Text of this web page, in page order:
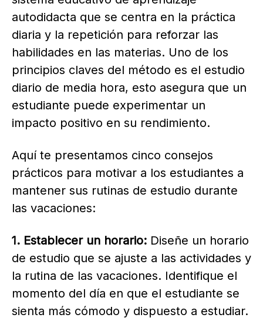
autodidacta que se centra en la práctica
diaria y la repetición para reforzar las
habilidades en las materias. Uno de los
principios claves del método es el estudio
diario de media hora, esto asegura que un
estudiante puede experimentar un
impacto positivo en su rendimiento.
Aquí te presentamos cinco consejos
prácticos para motivar a los estudiantes a
mantener sus rutinas de estudio durante
las vacaciones:
1. Establecer un horario: Diseñe un horario
de estudio que se ajuste a las actividades y
la rutina de las vacaciones. Identifique el
momento del día en que el estudiante se
sienta más cómodo y dispuesto a estudiar.